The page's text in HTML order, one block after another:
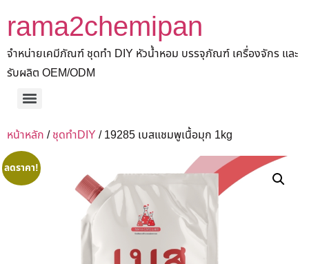
rama2chemipan
จำหน่ายเคมีภัณฑ์ ชุดทำ DIY หัวน้ำหอม บรรจุภัณฑ์ เครื่องจักร และ
รับผลิต OEM/ODM
หน้าหลัก /ชุดทำDIY / 19285 เบสแชมพูเนื้อมุก 1kg
ลดราคา!